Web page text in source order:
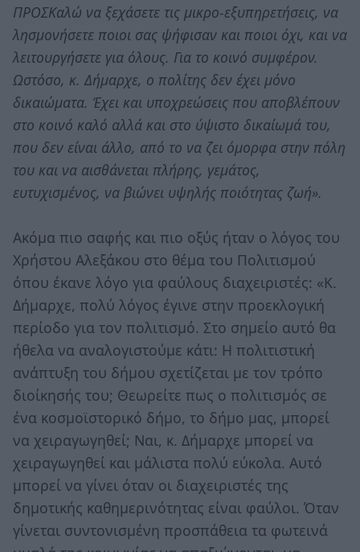
ΠΡΟΣΚαλώ να ξεχάσετε τις μικρο-εξυπηρετήσεις, να
λησμονήσετε ποιοι σας ψήφισαν και ποιοι όχι, και να
λειτουργήσετε για όλους. Για το κοινό συμφέρον.
Ωστόσο, κ. Δήμαρχε, ο πολίτης δεν έχει μόνο
δικαιώματα. Έχει και υποχρεώσεις που αποβλέπουν
στο κοινό καλό αλλά και στο ύψιστο δικαίωμά του,
που δεν είναι άλλο, από το να ζει όμορφα στην πόλη
του και να αισθάνεται πλήρης, γεμάτος,
ευτυχισμένος, να βιώνει υψηλής ποιότητας ζωή».
Ακόμα πιο σαφής και πιο οξύς ήταν ο λόγος του
Χρήστου Αλεξάκου στο θέμα του Πολιτισμού
όπου έκανε λόγο για φαύλους διαχειριστές: «Κ.
Δήμαρχε, πολύ λόγος έγινε στην προεκλογική
περίοδο για τον πολιτισμό. Στο σημείο αυτό θα
ήθελα να αναλογιστούμε κάτι: Η πολιτιστική
ανάπτυξη του δήμου σχετίζεται με τον τρόπο
διοίκησής του; Θεωρείτε πως ο πολιτισμός σε
ένα κοσμοϊστορικό δήμο, το δήμο μας, μπορεί
να χειραγωγηθεί; Ναι, κ. Δήμαρχε μπορεί να
χειραγωγηθεί και μάλιστα πολύ εύκολα. Αυτό
μπορεί να γίνει όταν οι διαχειριστές της
δημοτικής καθημερινότητας είναι φαύλοι. Όταν
γίνεται συντονισμένη προσπάθεια τα φωτεινά